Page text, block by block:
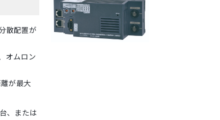
散配置が
オムロン
が最大
、または